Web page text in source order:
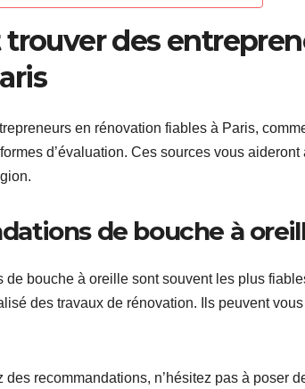
des
en rénovation fiables à Paris,
d’évaluation. Ces sources vous
de bouche à
de bouche à oreille sont souvent les plus
des travaux de rénovation. Ils peuvent
des recommandations, n’hésitez pas à poser